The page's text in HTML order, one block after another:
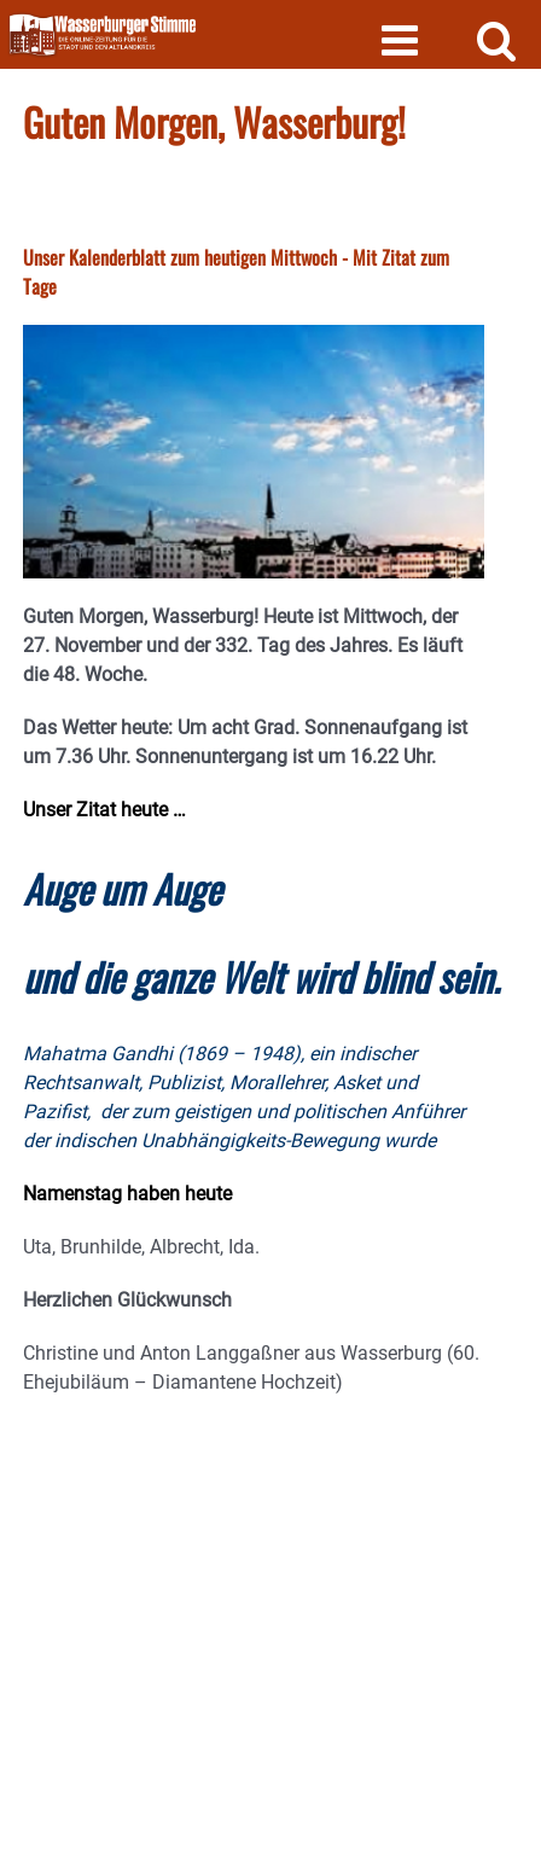
Skip
to
content
Guten Morgen, Wasserburg!
Unser Kalenderblatt zum heutigen Mittwoch - Mit Zitat zum
Tage
Guten Morgen, Wasserburg! Heute ist Mittwoch, der
27. November und der 332. Tag des Jahres. Es läuft
die 48. Woche.
Das Wetter heute: Um acht Grad. Sonnenaufgang ist
um 7.36 Uhr. Sonnenuntergang ist um 16.22 Uhr.
Unser Zitat heute …
Auge um Auge
und die ganze Welt wird blind sein.
Mahatma Gandhi (1869 – 1948), ein indischer
Rechtsanwalt, Publizist, Morallehrer, Asket und
Pazifist, der zum geistigen und politischen Anführer
der indischen Unabhängigkeits-Bewegung wurde
Namenstag haben heute
Uta, Brunhilde, Albrecht, Ida.
Herzlichen Glückwunsch
Christine und Anton Langgaßner aus Wasserburg (60.
Ehejubiläum – Diamantene Hochzeit)